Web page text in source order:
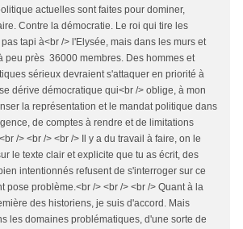
actuelles sont faites pour dominer,
Contre la démocratie. Le roi qui tire les
tapi à<br /> l'Elysée, mais dans les murs et
peu près 36000 membres. Des hommes et
sérieux devraient s'attaquer en priorité à
dérive démocratique qui<br /> oblige, à mon
la représentation et le mandat politique dans
de comptes à rendre et de limitations
/> <br /> <br /> Il y a du travail à faire, on le
le texte clair et explicite que tu as écrit, des
intentionnés refusent de s'interroger sur ce
pose problème.<br /> <br /> <br /> Quant à la
des historiens, je suis d'accord. Mais
les domaines problématiques, d'une sorte de